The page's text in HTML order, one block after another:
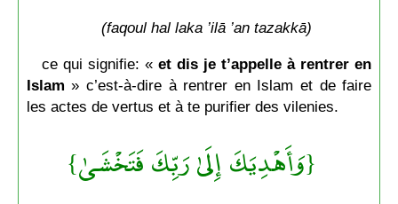
(faqoul hal laka ’ilā ’an tazakkā)
ce qui signifie: «et dis je t’appelle à rentrer en
Islam » c’est-à-dire à rentrer en Islam et de faire
les actes de vertus et à te purifier des vilenies.
{وَأَهْدِيَكَ إِلَىٰ رَبِّكَ فَتَخْشَىٰ}